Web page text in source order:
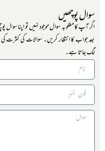
سوال پوچھیں
اگر آپ کا مطلوبہ سوال موجود نہیں تو اپنا
بعد جواب کا انتظار کریں۔ سوالات کی
لگ جاتا ہے۔